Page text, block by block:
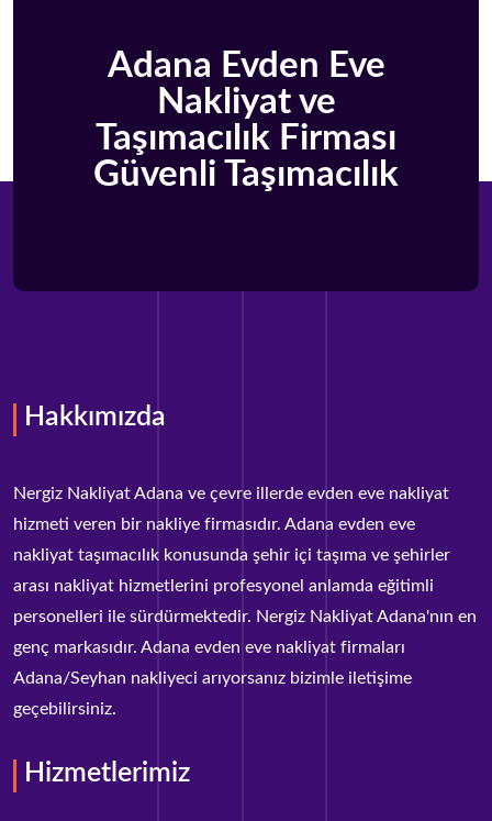
Adana Evden Eve
Nakliyat ve
Taşımacılık Firması
Güvenli Taşımacılık
Hakkımızda
Nergiz Nakliyat Adana ve çevre illerde evden eve nakliyat
hizmeti veren bir nakliye firmasıdır. Adana evden eve
nakliyat taşımacılık konusunda şehir içi taşıma ve şehirler
arası nakliyat hizmetlerini profesyonel anlamda eğitimli
personelleri ile sürdürmektedir. Nergiz Nakliyat Adana'nın en
genç markasıdır. Adana evden eve nakliyat firmaları
Adana/Seyhan nakliyeci arıyorsanız bizimle iletişime
geçebilirsiniz.
Hizmetlerimiz